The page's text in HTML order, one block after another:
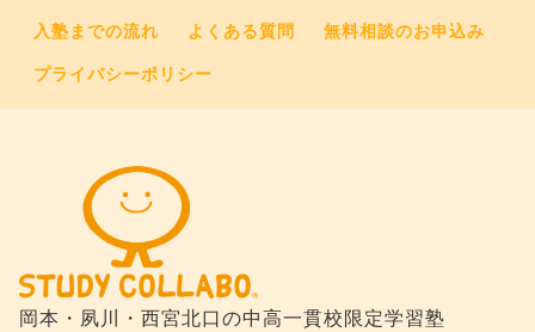
入塾までの流れ よくある質問 無料相談のお申込み
プライバシーポリシー
岡本・夙川・西宮北口の中高一貫校限定学習塾